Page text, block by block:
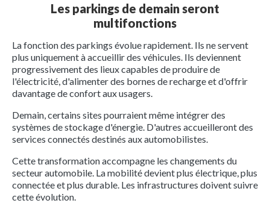
Les parkings de demain seront
multifonctions
La fonction des parkings évolue rapidement. Ils ne servent
plus uniquement à accueillir des véhicules. Ils deviennent
progressivement des lieux capables de produire de
l'électricité, d'alimenter des bornes de recharge et d'offrir
davantage de confort aux usagers.
Demain, certains sites pourraient même intégrer des
systèmes de stockage d'énergie. D'autres accueilleront des
services connectés destinés aux automobilistes.
Cette transformation accompagne les changements du
secteur automobile. La mobilité devient plus électrique, plus
connectée et plus durable. Les infrastructures doivent suivre
cette évolution.